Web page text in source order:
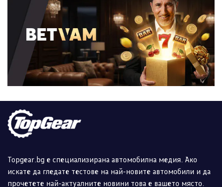
Topgear.bg е специализирана автомобилна медия. Ако
искате да гледате тестове на най-новите автомобили и да
прочетете най-актуалните новини това е вашето място.